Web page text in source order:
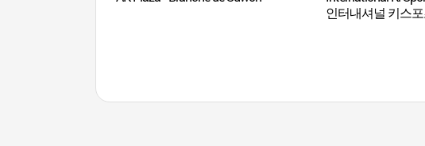
인터내셔널 키스